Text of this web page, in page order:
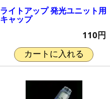
ライトアップ 発光ユニット用
キャップ
110円
カートに入れる